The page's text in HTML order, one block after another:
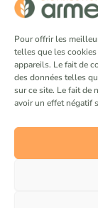
Pour offrir les
telles que les
appareils. Le fait de
des données telles
sur ce site. Le fait de
avoir un effet négatif
Delivery policy
Returns and
Social
Facebook
Instagram